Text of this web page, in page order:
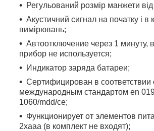
Регульований розмір манжети
Акустичний сигнал на початку і в
вимірювань;
Автоотключение через 1 минуту,
прибор не используется;
Индикатор заряда батареи;
Сертифицирован в соответствии
международным стандартом en
1060/mdd/ce;
Функционирует от элементов
2хааа (в комплект не входят);